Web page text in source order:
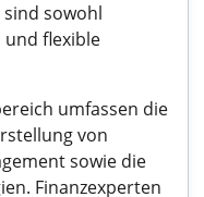
sowohl
und flexible
umfassen die
von
sowie die
Finanzexperten